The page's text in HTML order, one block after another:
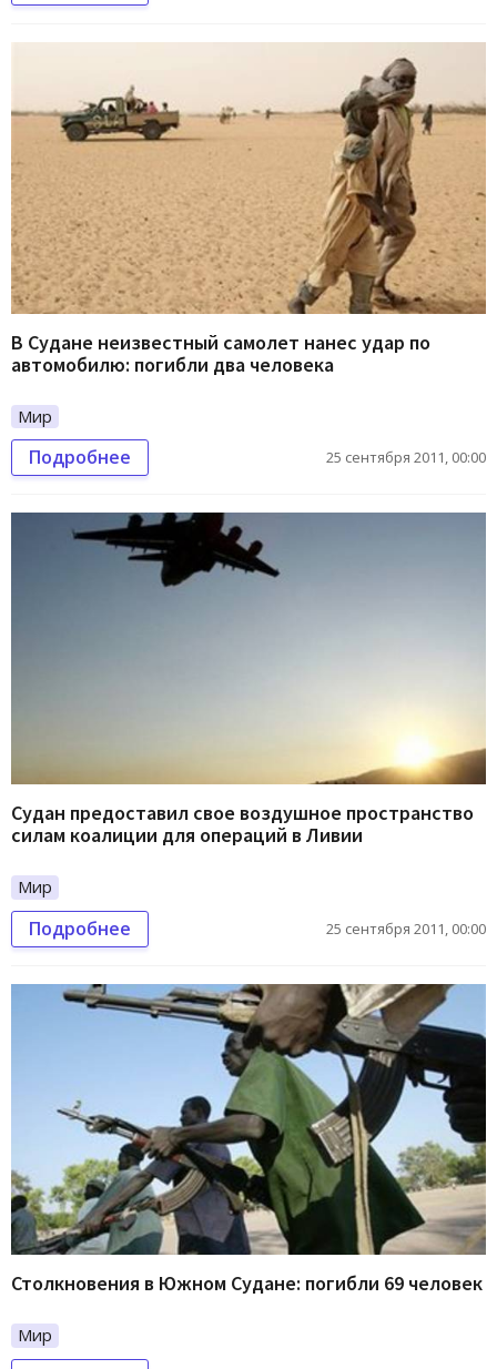
В Судане неизвестный самолет нанес удар по
автомобилю: погибли два человека
Мир
Подробнее 25 сентября 2011, 00:00
Судан предоставил свое воздушное пространство
силам коалиции для операций в Ливии
Мир
Подробнее 25 сентября 2011, 00:00
Столкновения в Южном Судане: погибли 69 человек
Мир